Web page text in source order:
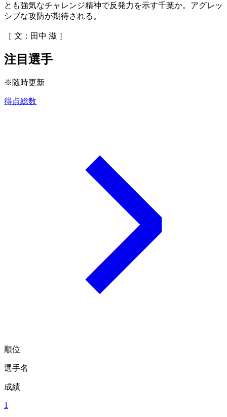
とも強気なチャレンジ精神で反発力を示す千葉か。アグレッ
シブな攻防が期待される。
［ 文：田中 滋 ］
注目選手
※随時更新
得点総数
順位
選手名
成績
1